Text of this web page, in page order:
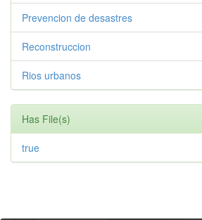
Prevencion de desastres
Reconstruccion
Rios urbanos
Has File(s)
true